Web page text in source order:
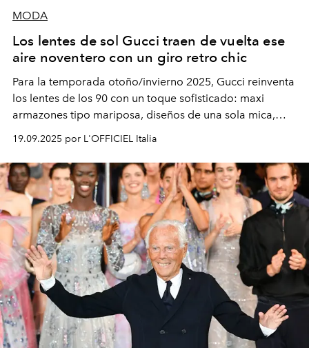
MODA
Los lentes de sol Gucci traen de vuelta ese
aire noventero con un giro retro chic
Para la temporada otoño/invierno 2025, Gucci reinventa
los lentes de los 90 con un toque sofisticado: maxi
armazones tipo mariposa, diseños de una sola mica,
modelos metálicos ovalados con vibra vintage y
elegantes monturas de acetato graduadas. ¿El detalle
que nunca pierde vigencia? La icónica doble G.
19.09.2025 por L'OFFICIEL Italia